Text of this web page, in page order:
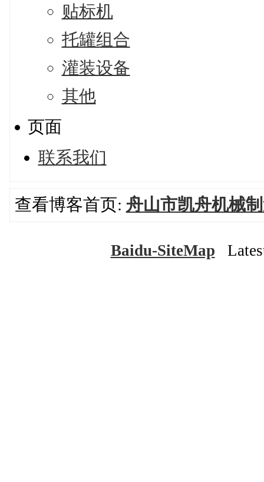
贴标机
托罐组合
灌装设备
其他
页面
联系我们
查看博客首页: 舟山市凯舟机械
Baidu-SiteMap